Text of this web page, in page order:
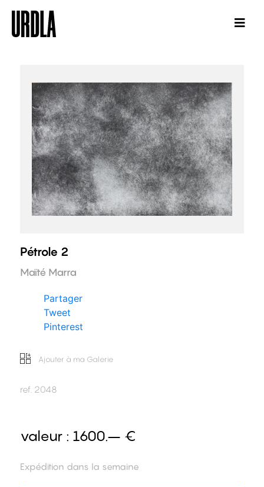
Pétrole 2
Maïté Marra
Partager
Tweet
Pinterest
Ajouter à ma Galerie
ref. 2048
valeur : 1600.– €
Expédition dans la semaine